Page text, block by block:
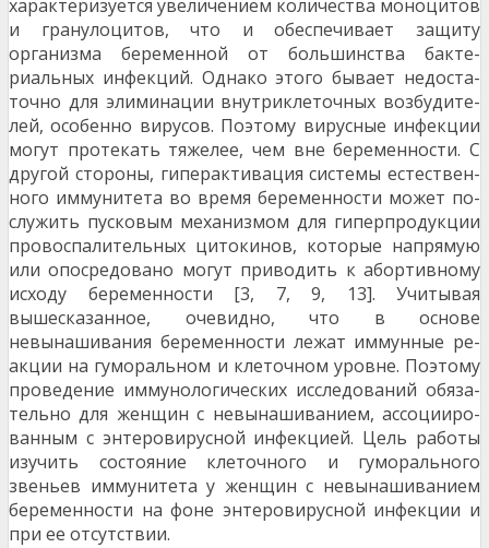
характеризуется увеличением количества моноцитов
и гранулоцитов, что и обеспечивает за­щиту
организма беременной от большинства бакте­
риальных инфекций. Однако этого бывает недоста­
точно для элиминации внутриклеточных возбудите­
лей, особенно вирусов. Поэтому вирусные инфекции
могут протекать тяжелее, чем вне беременности. С
другой стороны, гиперактивация системы естествен­
ного иммунитета во время беременности может по­
служить пусковым механизмом для гиперпродукции
провоспалительных цитокинов, которые напрямую
или опосредовано могут приводить к абортивному
исходу беременности [3, 7, 9, 13]. Учитывая
вышесказанное, очевидно, что в основе
невынашивания беременности лежат иммунные ре­
акции на гуморальном и клеточном уровне. Поэтому
проведение иммунологических исследований обяза­
тельно для женщин с невынашиванием, ассоцииро­
ванным с энтеровирусной инфекцией. Цель работы
изучить состояние клеточного и гу­морального
звеньев иммунитета у женщин с невы­нашиванием
беременности на фоне энтеровирусной инфекции и
при ее отсутствии.